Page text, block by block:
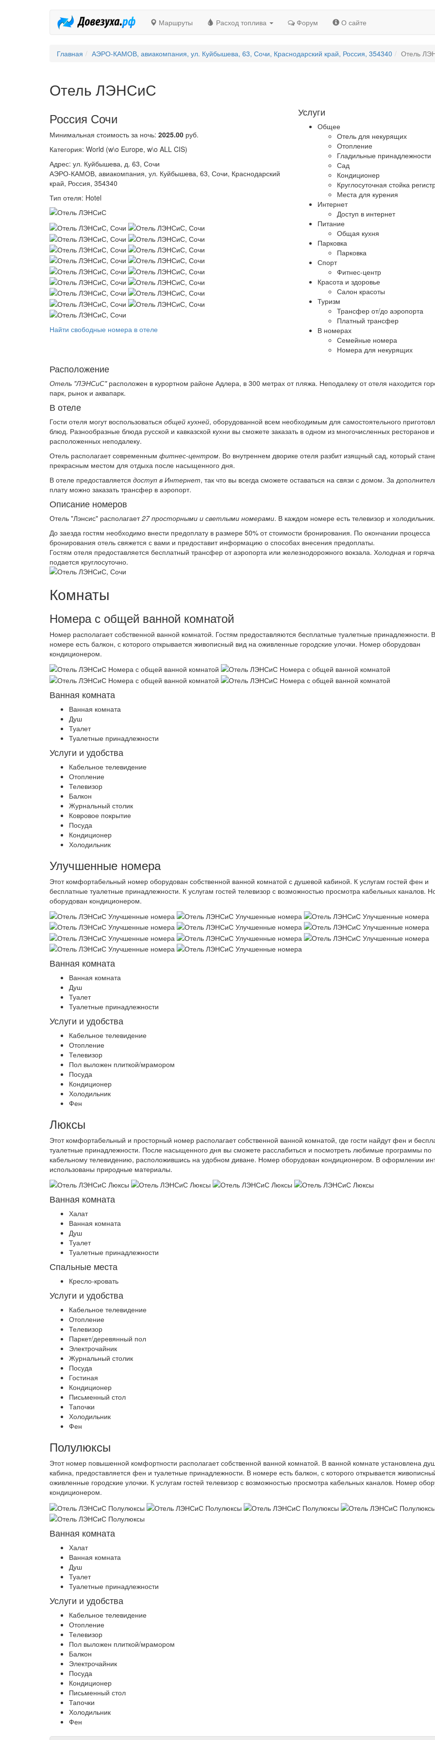
Маршруты Расход топлива Форум О сайте
Главная АЭРО-КАМОВ, авиакомпания, ул. Куйбышева, 63, Сочи, Краснодарский край, Россия, 354340 Отель
Отель ЛЭНСиС
Россия Сочи
Минимальная стоимость за ночь: 2025.00 руб.
Категория: World (w\o Europe, w\o ALL CIS)
Адрес: ул. Куйбышева, д. 63, Сочи
АЭРО-КАМОВ, авиакомпания, ул. Куйбышева, 63, Сочи, Краснодарский
край, Россия, 354340
Тип отеля: Hotel
Найти свободные номера в отеле
Услуги
Общее
Отель для некурящих
Отопление
Гладильные принадлежности
Сад
Кондиционер
Круглосуточная стойка
Места для курения
Интернет
Доступ в интернет
Питание
Общая кухня
Парковка
Парковка
Спорт
Фитнес-центр
Красота и здоровье
Салон красоты
Туризм
Трансфер от/до аэропорта
Платный трансфер
В номерах
Семейные номера
Номера для некурящих
Расположение
Отель "ЛЭНСиС"расположен в курортном районе Адлера, в 300 метрах от пляжа. Неподалеку от отеля находится
парк, рынок и аквапарк.
В отеле
Гости отеля могут воспользоваться общей кухней, оборудованной всем необходимым для самостоятельного
блюд. Разнообразные блюда русской и кавказской кухни вы сможете заказать в одном из многочисленных ресторанов
расположенных неподалеку.
Отель располагает современным фитнес-центром. Во внутреннем дворике отеля разбит изящный сад, который
прекрасным местом для отдыха после насыщенного дня.
В отеле предоставляется доступ в Интернет, так что вы всегда сможете оставаться на связи с домом. За
плату можно заказать трансфер в аэропорт.
Описание номеров
Отель "Лэнсис" располагает27 просторными и светлыми номерами. В каждом номере есть телевизор и холодильник.
До заезда гостям необходимо внести предоплату в размере 50% от стоимости бронирования. По окончании процесса
бронирования отель свяжется с вами и предоставит информацию о способах внесения предоплаты.
Гостям отеля предоставляется бесплатный трансфер от аэропорта или железнодорожного вокзала. Холодная и
подается круглосуточно.
Комнаты
Номера с общей ванной комнатой
Номер располагает собственной ванной комнатой. Гостям предоставляются бесплатные туалетные принадлежности. В
номере есть балкон, с которого открывается живописный вид на оживленные городские улочки. Номер оборудован
кондиционером.
Ванная комната
Ванная комната
Душ
Туалет
Туалетные принадлежности
Услуги и удобства
Кабельное телевидение
Отопление
Телевизор
Балкон
Журнальный столик
Ковровое покрытие
Посуда
Кондиционер
Холодильник
Улучшенные номера
Этот комфортабельный номер оборудован собственной ванной комнатой с душевой кабиной. К услугам гостей фен и
бесплатные туалетные принадлежности. К услугам гостей телевизор с возможностью просмотра кабельных каналов.
оборудован кондиционером.
Ванная комната
Ванная комната
Душ
Туалет
Туалетные принадлежности
Услуги и удобства
Кабельное телевидение
Отопление
Телевизор
Пол выложен плиткой/мрамором
Посуда
Кондиционер
Холодильник
Фен
Люксы
Этот комфортабельный и просторный номер располагает собственной ванной комнатой, где гости найдут фен и
туалетные принадлежности. После насыщенного дня вы сможете расслабиться и посмотреть любимые программы по
кабельному телевидению, расположившись на удобном диване. Номер оборудован кондиционером. В оформлении
использованы природные материалы.
Ванная комната
Халат
Ванная комната
Душ
Туалет
Туалетные принадлежности
Спальные места
Кресло-кровать
Услуги и удобства
Кабельное телевидение
Отопление
Телевизор
Паркет/деревянный пол
Электрочайник
Журнальный столик
Посуда
Гостиная
Кондиционер
Письменный стол
Тапочки
Холодильник
Фен
Полулюксы
Этот номер повышенной комфортности располагает собственной ванной комнатой. В ванной комнате установлена
кабина, предоставляется фен и туалетные принадлежности. В номере есть балкон, с которого открывается
оживленные городские улочки. К услугам гостей телевизор с возможностью просмотра кабельных каналов. Номер
кондиционером.
Ванная комната
Халат
Ванная комната
Душ
Туалет
Туалетные принадлежности
Услуги и удобства
Кабельное телевидение
Отопление
Телевизор
Пол выложен плиткой/мрамором
Балкон
Электрочайник
Посуда
Кондиционер
Письменный стол
Тапочки
Холодильник
Фен